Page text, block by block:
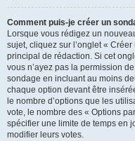
Comment puis-je créer un
Lorsque vous rédigez un
sujet, cliquez sur l’onglet «
principal de rédaction. Si cet
vous n’ayez pas la permission
sondage en incluant au moins
chaque option devant être
le nombre d’options que les
vote, le nombre des « Options
spécifier une limite de temps en
modifier leurs votes.